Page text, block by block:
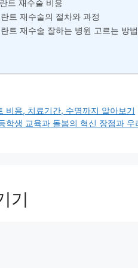
트 재수술 비용
트 재수술의 절차와 과정
트 재수술 잘하는 병원 고르는 방법
비용, 치료기간, 수명까지 알아보기
학생 교육과 돌봄의 혁신 장점과 우
기